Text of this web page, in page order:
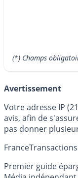
(*) Champs
Avertissement
Votre adresse IP
avis, afin de
pas donner
France
Premier guide